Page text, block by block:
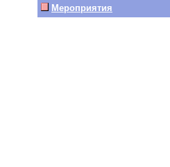
Мероприятия